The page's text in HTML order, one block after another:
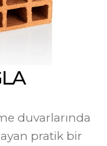
LA
duvarlarında
pratik bir